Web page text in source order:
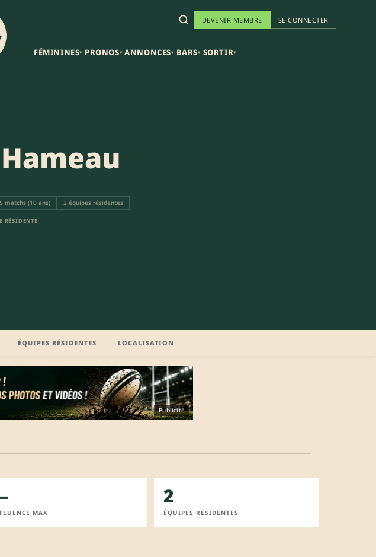
DEVENIR MEMBRE SE CONNECTER
FÉMININES▾ PRONOS▾ ANNONCES▾ BARS▾ SORTIR▾
matchs (10 ans) 2 équipes résidentes
RÉSIDENTE
ÉQUIPES RÉSIDENTES LOCALISATION
Publicité
MAX
2
ÉQUIPES RÉSIDENTES